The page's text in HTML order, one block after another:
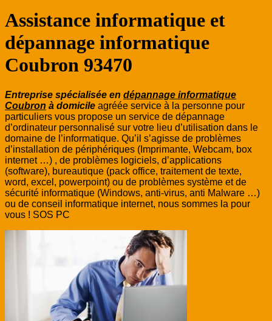
Assistance informatique et
dépannage informatique
Coubron 93470
Entreprise spécialisée en dépannage informatique
Coubron à domicile agréée service à la personne pour
particuliers vous propose un service de dépannage
d’ordinateur personnalisé sur votre lieu d’utilisation dans le
domaine de l’informatique. Qu’il s’agisse de problèmes
d’installation de périphériques (Imprimante, Webcam, box
internet …) , de problèmes logiciels, d’applications
(software), bureautique (pack office, traitement de texte,
word, excel, powerpoint) ou de problèmes système et de
sécurité informatique (Windows, anti-virus, anti Malware …)
ou de conseil informatique internet, nous sommes la pour
vous ! SOS PC